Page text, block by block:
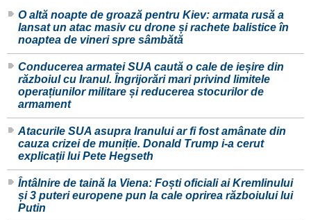
O altă noapte de groază pentru Kiev: armata rusă a
lansat un atac masiv cu drone și rachete balistice în
noaptea de vineri spre sâmbătă
Conducerea armatei SUA caută o cale de ieșire din
războiul cu Iranul. Îngrijorări mari privind limitele
operațiunilor militare și reducerea stocurilor de
armament
Atacurile SUA asupra Iranului ar fi fost amânate din
cauza crizei de muniție. Donald Trump i-a cerut
explicații lui Pete Hegseth
Întâlnire de taină la Viena: Foști oficiali ai Kremlinului
și 3 puteri europene pun la cale oprirea războiului lui
Putin